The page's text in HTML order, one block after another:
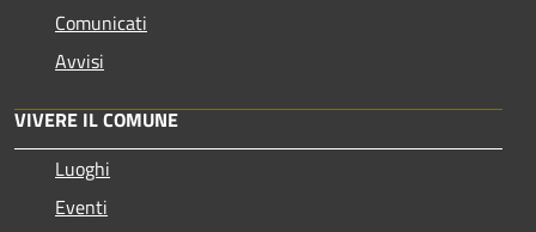
Comunicati
Avvisi
VIVERE IL COMUNE
Luoghi
Eventi